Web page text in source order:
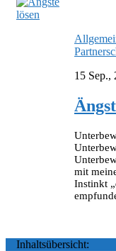
15 Sep.,
mit
Instinkt
Inhaltsübersicht: